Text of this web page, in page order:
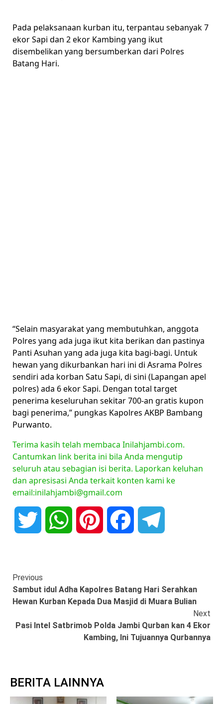
Pada pelaksanaan kurban itu, terpantau sebanyak 7
ekor Sapi dan 2 ekor Kambing yang ikut
disembelikan yang bersumberkan dari Polres
Batang Hari.
“Selain masyarakat yang membutuhkan, anggota
Polres yang ada juga ikut kita berikan dan pastinya
Panti Asuhan yang ada juga kita bagi-bagi. Untuk
hewan yang dikurbankan hari ini di Asrama Polres
sendiri ada korban Satu Sapi, di sini (Lapangan apel
polres) ada 6 ekor Sapi. Dengan total target
penerima keseluruhan sekitar 700-an gratis kupon
bagi penerima,” pungkas Kapolres AKBP Bambang
Purwanto.
Terima kasih telah membaca Inilahjambi.com.
Cantumkan link berita ini bila Anda mengutip
seluruh atau sebagian isi berita. Laporkan keluhan
dan apresisasi Anda terkait konten kami ke
email:inilahjambi@gmail.com
Twitter WhatsAppPinterest Facebook
Continue
Reading
Previous
Sambut idul Adha Kapolres Batang Hari Serahkan
Hewan Kurban Kepada Dua Masjid di Muara Bulian
Next
Pasi Intel Satbrimob Polda Jambi Qurban kan 4 Ekor
Kambing, Ini Tujuannya Qurbannya
BERITA LAINNYA